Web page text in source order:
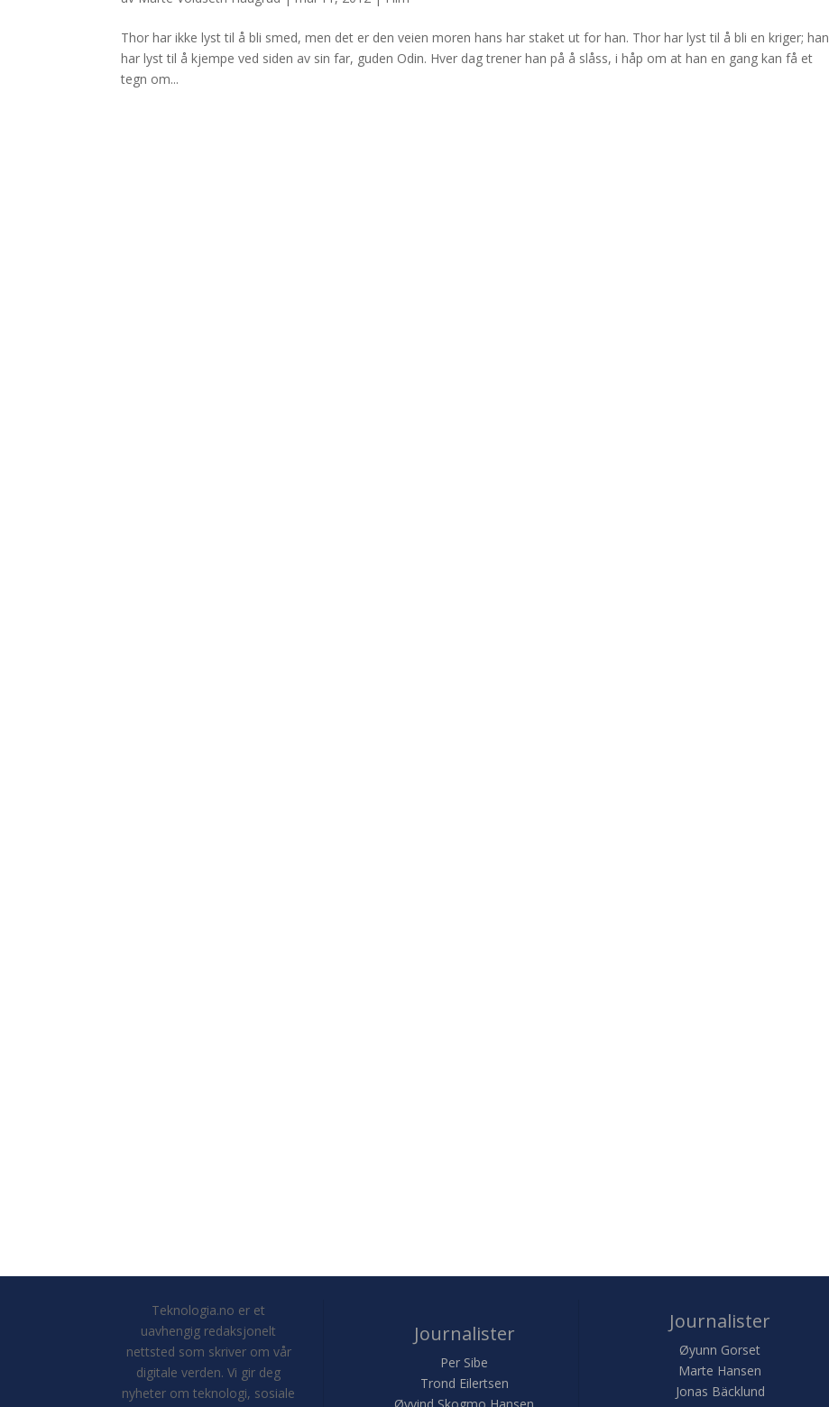
Thor har ikke lyst til å bli smed, men det er den veien moren hans har staket ut for han. Thor har lyst til å bli en kriger; han
har lyst til å kjempe ved siden av sin far, guden Odin. Hver dag trener han på å slåss, i håp om at han en gang kan få et
tegn om...
Teknologia.no er et
uavhengig redaksjonelt
nettsted som skriver om vår
digitale verden. Vi gir deg
nyheter om teknologi, sosiale
Journalister
Per Sibe
Trond Eilertsen
Journalister
Øyunn Gorset
Marte Hansen
Jonas Bäcklund